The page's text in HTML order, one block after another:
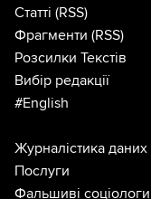
Статті (RSS)
Фрагменти (RSS)
Розсилки Текстів
Вибір редакції
#English
Журналістика даних
Послуги
Фальшиві соціологи